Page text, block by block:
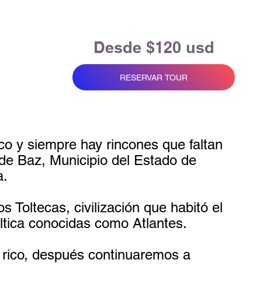
Desde $120 usd
RESERVAR TOUR
y siempre hay rincones que faltan
Baz, Municipio del Estado de
Toltecas, civilización que habitó el
conocidas como Atlantes.
después continuaremos a